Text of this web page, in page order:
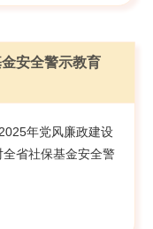
安全警示教育
年党风廉政建设
省社保基金安全警